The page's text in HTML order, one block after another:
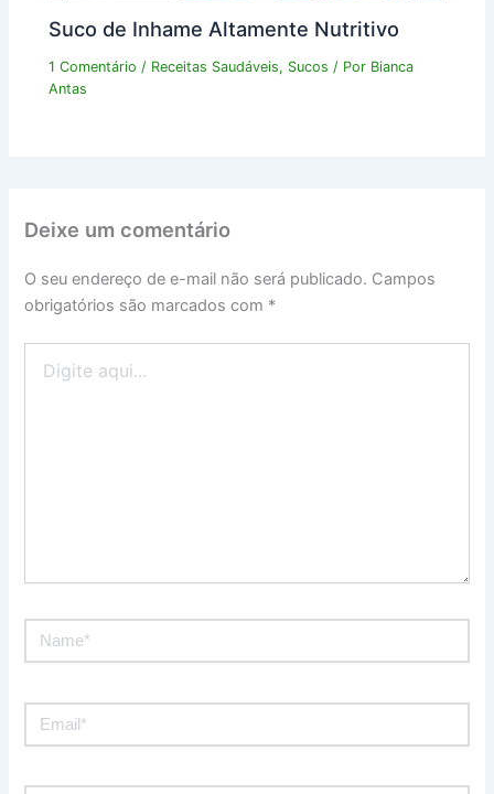
Suco de Inhame Altamente Nutritivo
1 Comentário / Receitas Saudáveis, Sucos / Por Bianca
Antas
Deixe um comentário
O seu endereço de e-mail não será publicado. Campos
obrigatórios são marcados com *